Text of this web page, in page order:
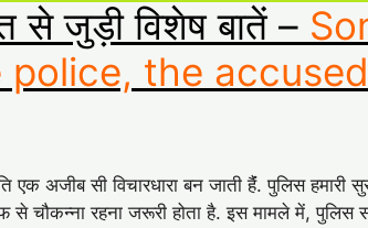
से जुड़ी विशेष बातें –
the
अजीब सी विचारधारा बन जाती हैंं. पुलिस हमारी
से चौकन्ना रहना जरूरी होता है. इस मामले में,